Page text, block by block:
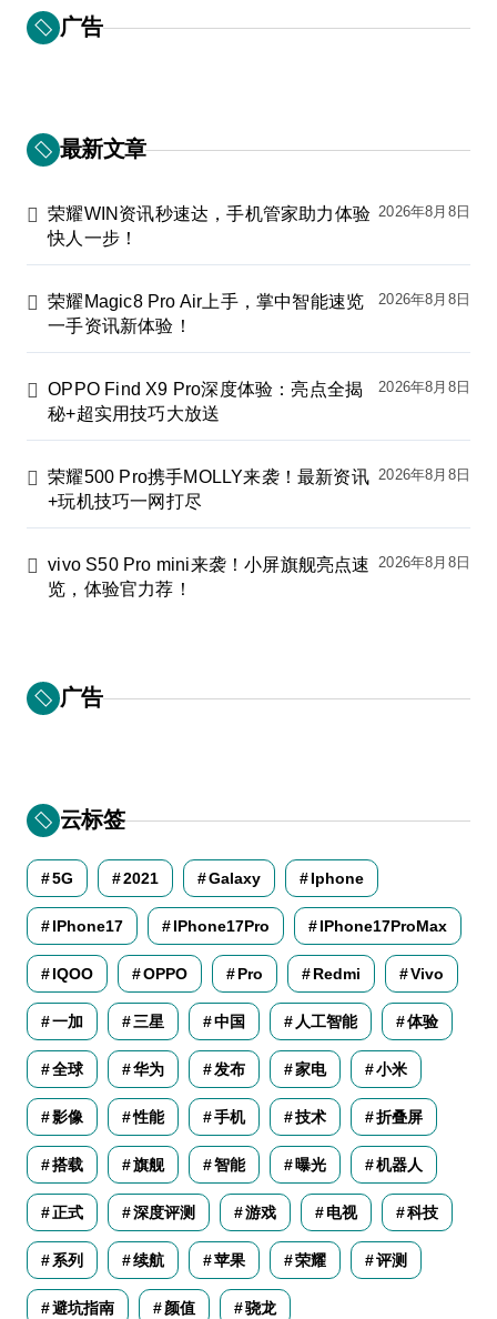
广告
最新文章
荣耀WIN资讯秒速达，手机管家助力体验
快人一步！
2026年8月8日
荣耀Magic8 Pro Air上手，掌中智能速览
一手资讯新体验！
2026年8月8日
OPPO Find X9 Pro深度体验：亮点全揭
秘+超实用技巧大放送
2026年8月8日
荣耀500 Pro携手MOLLY来袭！最新资讯
+玩机技巧一网打尽
2026年8月8日
vivo S50 Pro mini来袭！小屏旗舰亮点速
览，体验官力荐！
2026年8月8日
广告
云标签
5G 2021 Galaxy Iphone
IPhone17 IPhone17Pro IPhone17ProMax
IQOO OPPO Pro Redmi Vivo
一加 三星 中国 人工智能 体验
全球 华为 发布 家电 小米
影像 性能 手机 技术 折叠屏
搭载 旗舰 智能 曝光 机器人
正式 深度评测 游戏 电视 科技
系列 续航 苹果 荣耀 评测
避坑指南 颜值 骁龙